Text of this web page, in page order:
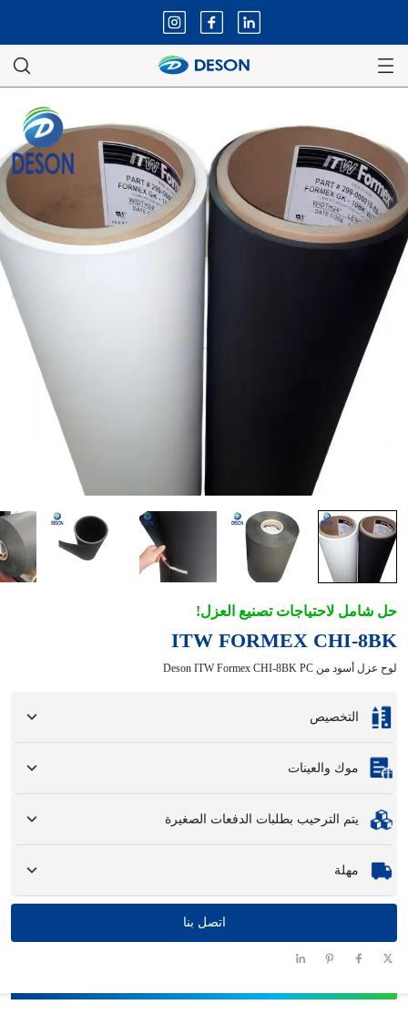
حل شامل لاحتياجات تصنيع العزل!
ITW FORMEX CHI-8BK
لوح عزل أسود من Deson ITW Formex CHI-8BK PC
التخصيص
تتضمن خيارات التخصيص الكاملة الألوان والأحجام والأشكال وخيارات التغليف
موك والعينات
العينات
: متوفرة، قد تتطلب العينات المخصصة رسومًا ورسومًا لوجستية.
يتم الترحيب بطلبات الدفعات الصغيرة
الحصول على المنتجات التي تحتاجها بسرعة وكفاءة.
مهلة
(أيام)
عليه
اتصل بنا